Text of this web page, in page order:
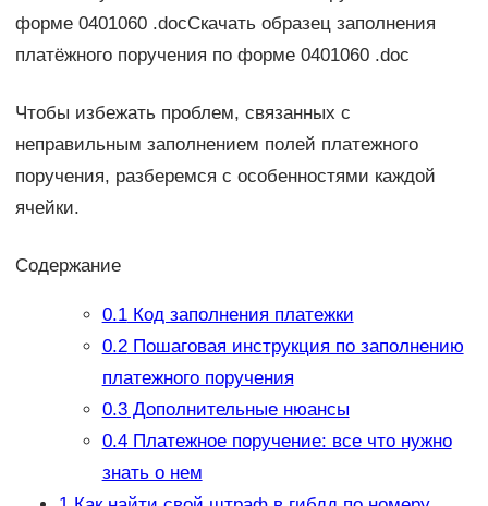
форме 0401060 .docСкачать образец заполнения
платёжного поручения по форме 0401060 .doc
Чтобы избежать проблем, связанных с
неправильным заполнением полей платежного
поручения, разберемся с особенностями каждой
ячейки.
Содержание
0.1Код заполнения платежки
0.2Пошаговая инструкция по заполнению
платежного поручения
0.3Дополнительные нюансы
0.4Платежное поручение: все что нужно
знать о нем